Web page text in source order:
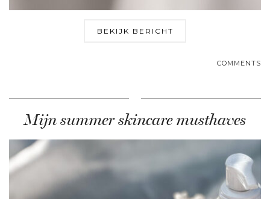
BEKIJK BERICHT
COMMENTS
Mijn summer skincare musthaves